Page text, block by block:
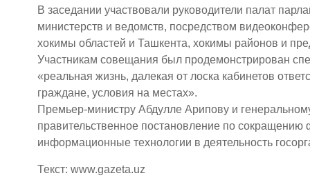
В заседании участвовали руководители палат
министерств и ведомств, посредством
хокимы областей и Ташкента, хокимы районов и
Участникам совещания был продемонстрирован
«реальная жизнь, далекая от лоска кабинетов
граждане, условия на местах».
Премьер-министру Абдулле Арипову и
правительственное постановление по
информационные технологии в деятельность
Текст: www.gazeta.uz